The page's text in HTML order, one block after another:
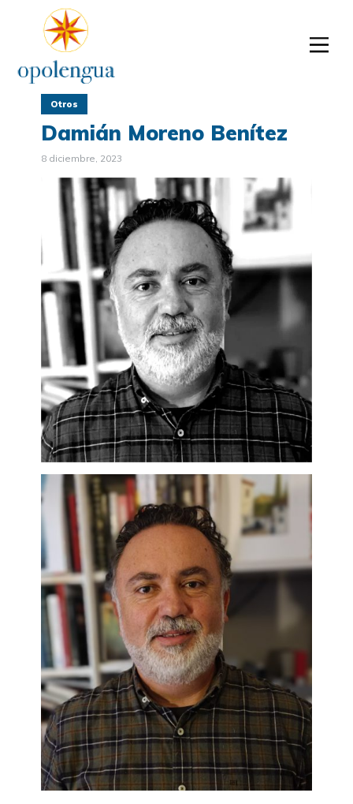
Otros
Damián Moreno Benítez
8 diciembre, 2023